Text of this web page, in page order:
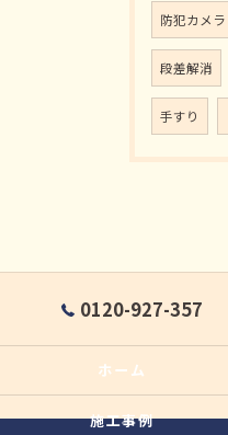
防犯カメラ
段差解消
手すり
0120-927-357
ホーム
施工事例